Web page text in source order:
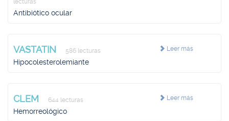
lecturas
Antibiótico ocular
Leer más
VASTATIN 586 lecturas
Hipocolesterolemiante
Leer más
CLEM 644 lecturas
Hemorreológico